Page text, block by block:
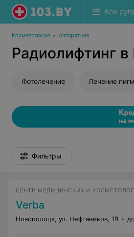
Все
Косметология • Аппаратная
Радиолифтинг
Фотолечение
Фильтры
ЦЕНТР МЕДИЦИНСКИХ И
Verba
Новополоцк, ул. Нефтяников, 1В